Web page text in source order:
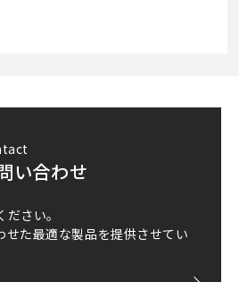
い合わせ
さい。
せた最適な製品を提供させてい